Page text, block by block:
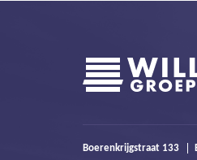
Boerenkrijgstraat 133